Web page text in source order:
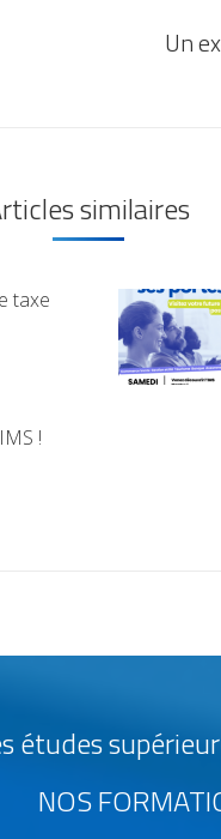
Un
similaires
taxe
!
études
NOS